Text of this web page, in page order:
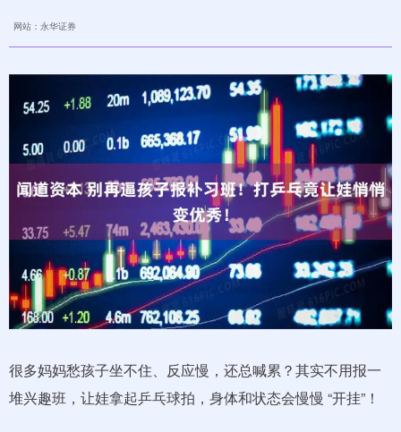
网站：永华证券
很多妈妈愁孩子坐不住、反应慢，还总喊累？其实不用报一
堆兴趣班，让娃拿起乒乓球拍，身体和状态会慢慢 “开挂”！